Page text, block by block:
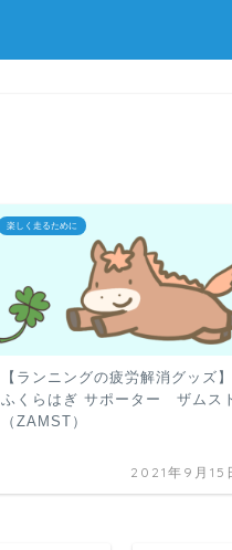
楽しく走るために
【ランニングの疲労解消グッズ】
ふくらはぎ サポーター ザムス
（ZAMST）
2021年9月15